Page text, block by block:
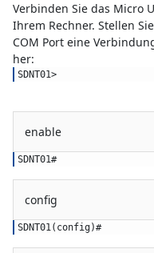
Verbinden Sie das Micro
Ihrem Rechner. Stellen
COM Port eine
her:
SDNT01>
enable
SDNT01#
config
SDNT01(config)#